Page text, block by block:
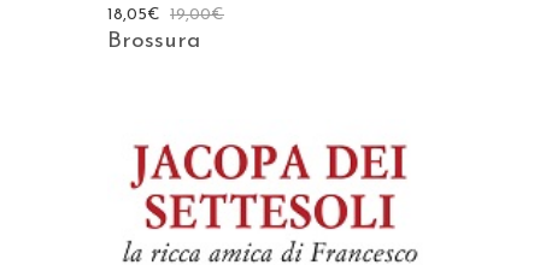
19,00€
18,05€
Brossura